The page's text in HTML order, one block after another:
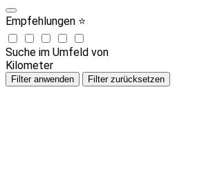
Empfehlungen ⭐
Suche im Umfeld von
Kilometer
Filter anwenden Filter zurücksetzen